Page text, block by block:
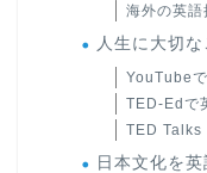
海外の英
人生に大切
YouTube
TED-Edで
TED Talks
日本文化を英